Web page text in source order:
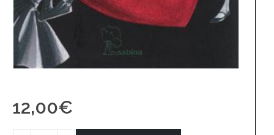
12,00€